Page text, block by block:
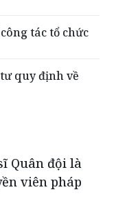
quy định về
Quân đội là
tổ chức Hội